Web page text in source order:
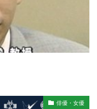
俳優・女優